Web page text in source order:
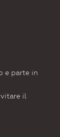
e parte in
il